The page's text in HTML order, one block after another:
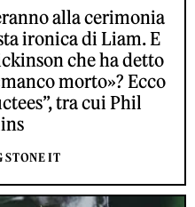
alla cerimonia
ironica di Liam. E
che ha detto
morto»? Ecco
tra cui Phil
STONE IT